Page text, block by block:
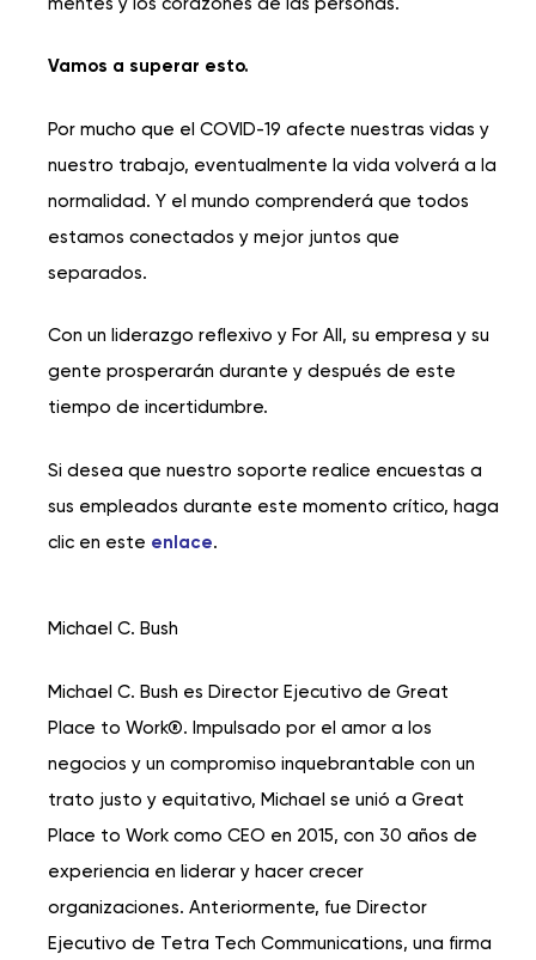
Vamos a superar esto.
Por mucho que el COVID-19 afecte nuestras vidas y
nuestro trabajo, eventualmente la vida volverá a la
normalidad. Y el mundo comprenderá que todos
estamos conectados y mejor juntos que
separados.
Con un liderazgo reflexivo y For All, su empresa y su
gente prosperarán durante y después de este
tiempo de incertidumbre.
Si desea que nuestro soporte realice encuestas a
sus empleados durante este momento crítico, haga
clic en este enlace.
Michael C. Bush
Michael C. Bush es Director Ejecutivo de Great
Place to Work®. Impulsado por el amor a los
negocios y un compromiso inquebrantable con un
trato justo y equitativo, Michael se unió a Great
Place to Work como CEO en 2015, con 30 años de
experiencia en liderar y hacer crecer
organizaciones. Anteriormente, fue Director
Ejecutivo de Tetra Tech Communications, una firma